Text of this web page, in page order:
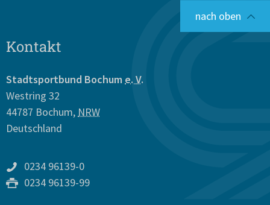
nach oben
Kontakt
Stadtsportbund Bochum e. V.
Westring 32
44787 Bochum, NRW
Deutschland
0234 96139-0
0234 96139-99